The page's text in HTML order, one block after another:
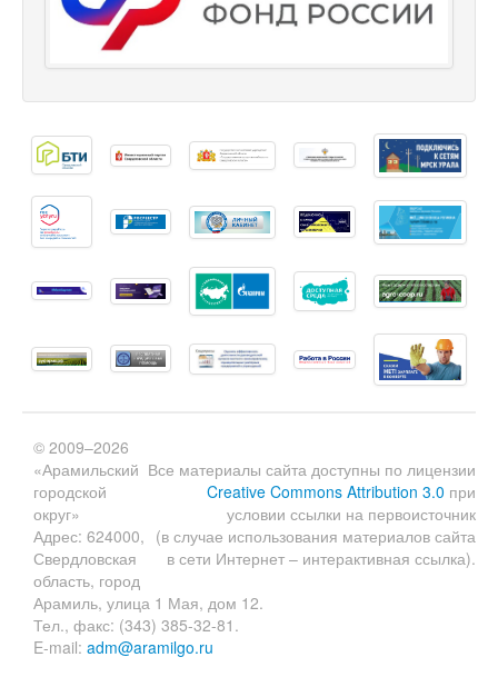
Все материалы сайта доступны по лицензии
Creative Commons Attribution 3.0 при
условии ссылки на первоисточник
(в случае использования материалов сайта
в сети Интернет – интерактивная ссылка).
© 2009–2026
«Арамильский
городской
округ»
Адрес: 624000,
Свердловская
область, город
Арамиль, улица 1 Мая, дом 12.
Тел., факс: (343) 385-32-81.
E-mail: adm@aramilgo.ru